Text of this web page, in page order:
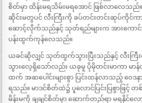
စိတ်မှာ ထိန်းမရသိမ်းမရအောင် ဖြစ်လာလေသည်
ဆိုင်းမတွပင် လီးကြီးကို ခပ်တင်းတင်းဆုပ်ကိုင်ကာ
ဆောင့်လိုက်သည်နှင့် သုတ်ရည်များက အားကောင်းစွာ
ပန်းထွက်ကုန်လေသည်။
ယခင်ဆိုလျှင် သုတ်ထွက်သွားပြီးသည်နှင့် လီးကြီး
သွားလေ့ရှိသော်လည်း ယခုမူ ပိုမိုတင်းမာကာ မာ
ထက် အဆပေါင်းများစွာ ပြင်းထန်လာသည့် ဝေ
ရသည်။ မာဒင်စိတ်ထဲ၌ ပူလောင်ပြင်းပြစွာဖြင့် တ
မိန်းမကို ချချင်စိတ်မှာ ဆောက်တည်ရာ မရနိုင်လ